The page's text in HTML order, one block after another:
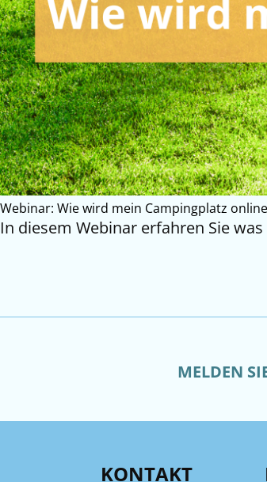
Webinar: Wie wird mein Campingplatz
In diesem Webinar erfahren Sie
MELDEN
KONTAKT